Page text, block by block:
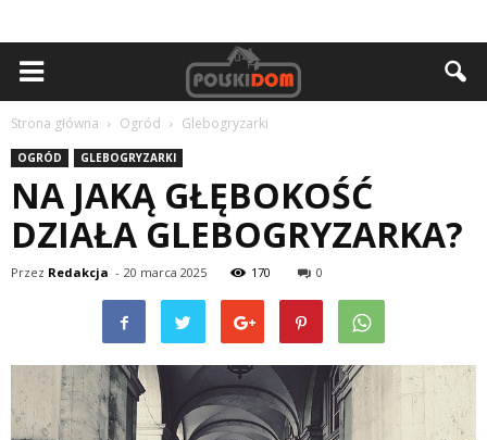
Strona główna Ogród Glebogryzarki
OGRÓD GLEBOGRYZARKI
NA JAKĄ GŁĘBOKOŚĆ
DZIAŁA GLEBOGRYZARKA?
Przez Redakcja - 20 marca 2025 170 0